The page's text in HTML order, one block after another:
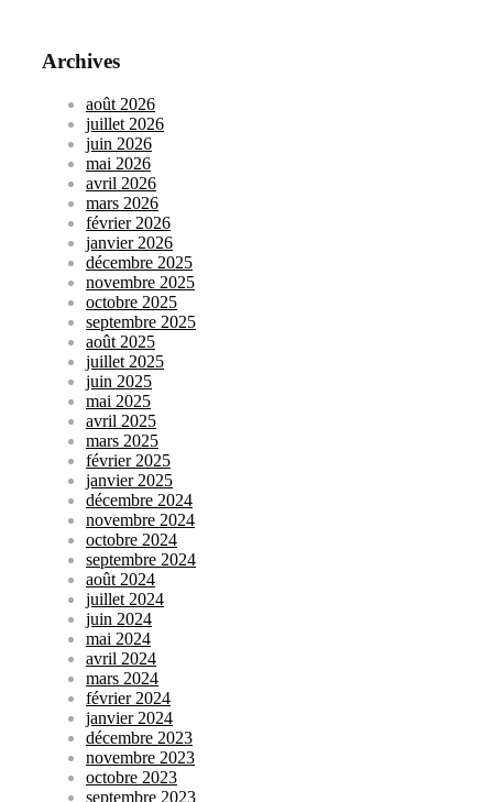
Archives
août 2026
juillet 2026
juin 2026
mai 2026
avril 2026
mars 2026
février 2026
janvier 2026
décembre 2025
novembre 2025
octobre 2025
septembre 2025
août 2025
juillet 2025
juin 2025
mai 2025
avril 2025
mars 2025
février 2025
janvier 2025
décembre 2024
novembre 2024
octobre 2024
septembre 2024
août 2024
juillet 2024
juin 2024
mai 2024
avril 2024
mars 2024
février 2024
janvier 2024
décembre 2023
novembre 2023
octobre 2023
septembre 2023